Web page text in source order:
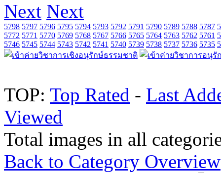
Next
5798 5797 5796 5795 5794 5793 5792 5791 5790 5789 5788 5787
5772 5771 5770 5769 5768 5767 5766 5765 5764 5763 5762 5761
5746 5745 5744 5743 5742 5741 5740 5739 5738 5737 5736 5735
TOP: Top Rated - Last
Viewed
Total images in all
Back to Category Overview